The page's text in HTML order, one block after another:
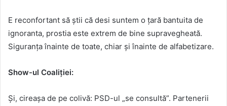
E reconfortant să știi că desi suntem o țară bantuita de
ignoranta, prostia este extrem de bine supravegheată.
Siguranța înainte de toate, chiar și înainte de alfabetizare.
Show-ul Coaliției:
Și, cireașa de pe colivă: PSD-ul „se consultă”. Partenerii